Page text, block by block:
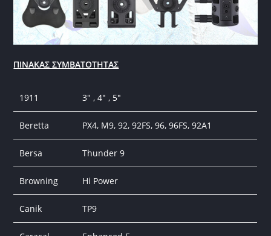
ΠΙΝΑΚΑΣ ΣΥΜΒΑΤΟΤΗΤΑΣ
1911 3″ , 4″ , 5″
Beretta PX4, M9, 92, 92FS, 96, 96FS, 92A1
Bersa Thunder 9
Browning Hi Power
Canik TP9